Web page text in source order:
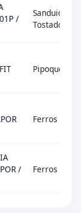
/
Tostadores
Pipoqueira
Ferros
/
Ferros